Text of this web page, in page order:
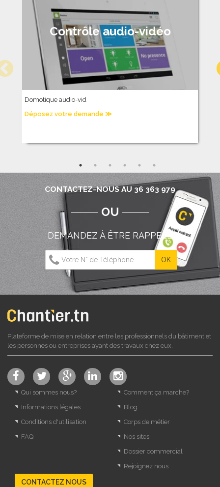
Contrôle audio-vidéo
Domotique audio-vid
Déposez votre demande ≫
CONTACTEZ-NOUS AU 36 363 979
OU
DEMANDEZ À ÊTRE RAPPELÉ
Plateforme de mise en relation entre les professionnels du bâtiment et
les personnes ou entreprises ayant des travaux chez eux.
Qui sommes nous?
Informations légales
Conditions d'utilisation
FAQ
Comment ça marche?
Blog
Corps de métier
Nos sites
Dossier commercial
Rejoignez nous
CONTACTEZ NOUS